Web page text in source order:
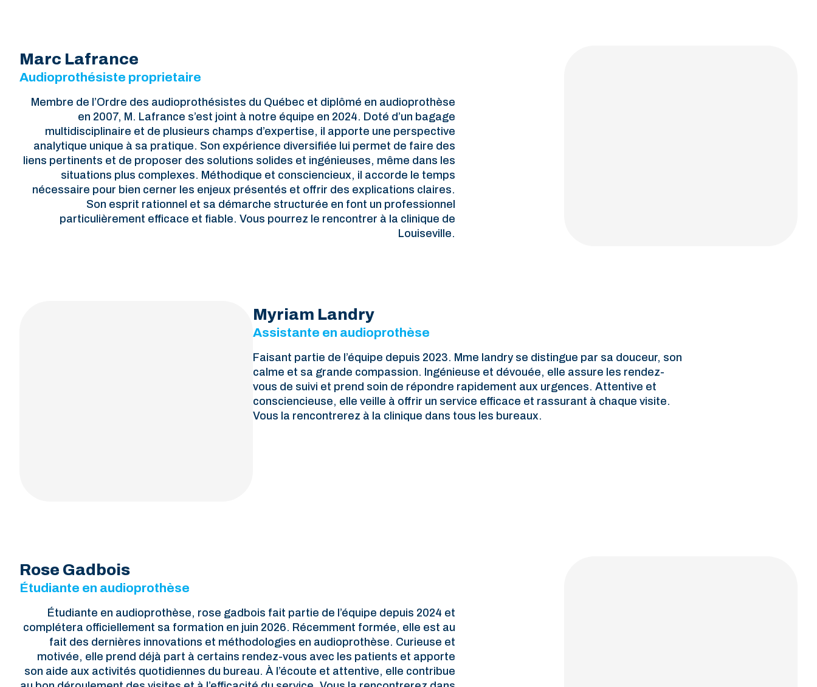
Marc Lafrance
Audioprothésiste proprietaire
Membre de l’Ordre des audioprothésistes du Québec et diplômé en audioprothèse
en 2007, M. Lafrance s’est joint à notre équipe en 2024. Doté d’un bagage
multidisciplinaire et de plusieurs champs d’expertise, il apporte une perspective
analytique unique à sa pratique. Son expérience diversifiée lui permet de faire des
liens pertinents et de proposer des solutions solides et ingénieuses, même dans les
situations plus complexes. Méthodique et consciencieux, il accorde le temps
nécessaire pour bien cerner les enjeux présentés et offrir des explications claires.
Son esprit rationnel et sa démarche structurée en font un professionnel
particulièrement efficace et fiable. Vous pourrez le rencontrer à la clinique de
Louiseville.
Myriam Landry
Assistante en audioprothèse
Faisant partie de l’équipe depuis 2023. Mme landry se distingue par sa douceur, son
calme et sa grande compassion. Ingénieuse et dévouée, elle assure les rendez-
vous de suivi et prend soin de répondre rapidement aux urgences. Attentive et
consciencieuse, elle veille à offrir un service efficace et rassurant à chaque visite.
Vous la rencontrerez à la clinique dans tous les bureaux.
Rose Gadbois
Étudiante en audioprothèse
Étudiante en audioprothèse, rose gadbois fait partie de l’équipe depuis 2024 et
complétera officiellement sa formation en juin 2026. Récemment formée, elle est au
fait des dernières innovations et méthodologies en audioprothèse. Curieuse et
motivée, elle prend déjà part à certains rendez-vous avec les patients et apporte
son aide aux activités quotidiennes du bureau. À l’écoute et attentive, elle contribue